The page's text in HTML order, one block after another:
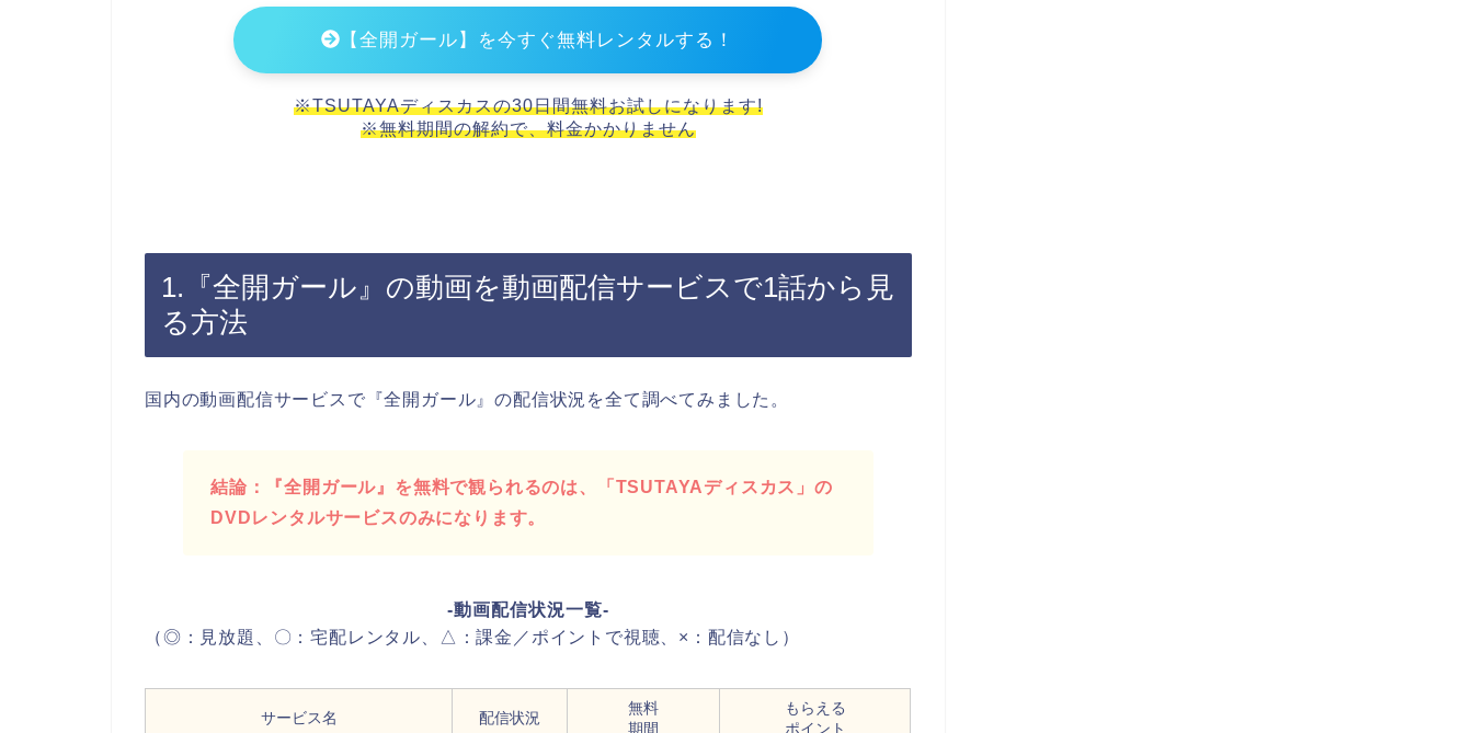
【全開ガール】を今すぐ無料レンタルする！
※TSUTAYAディスカスの30日間無料お試しになります!
※無料期間の解約で、料金かかりません
1.『全開ガール』の動画を動画配信サービスで1話から見
る方法
国内の動画配信サービスで『全開ガール』の配信状況を全て調べてみました。
結論：『全開ガール』を無料で観られるのは、「TSUTAYAディスカス」の
DVDレンタルサービスのみになります。
-動画配信状況一覧-
（◎：見放題、〇：宅配レンタル、△：課金／ポイントで視聴、×：配信なし）
サービス名 配信状況
無料
期間
もらえる
ポイント